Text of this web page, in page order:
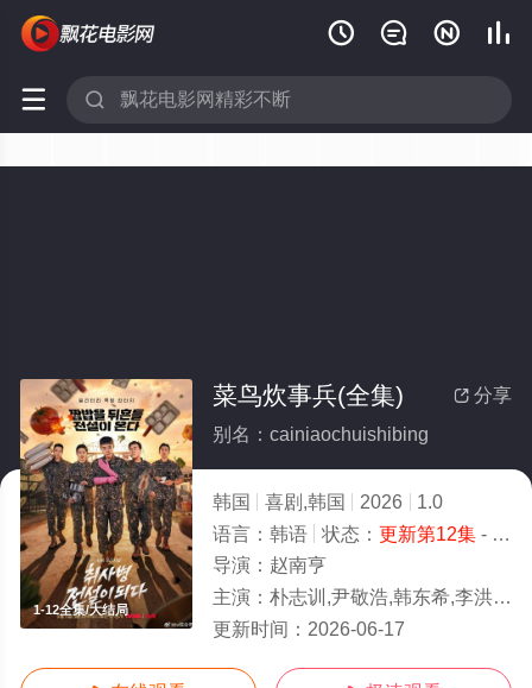
   
 
1-12全集/大结局
 分享
菜鸟炊事兵(全集)
别名：cainiaochuishibing
韩国 喜剧,韩国 2026
1.0
语言： 韩语 状态： 更新第12集- 免费在线播放
导演： 赵南亨
主演： 朴志训,尹敬浩,韩东希,李洪耐,郑雄仁,李相二
更新时间： 2026-06-17